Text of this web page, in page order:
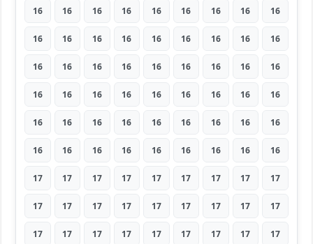
16 16 16 16 16 16 16 16 16
16 16 16 16 16 16 16 16 16
16 16 16 16 16 16 16 16 16
16 16 16 16 16 16 16 16 16
16 16 16 16 16 16 16 16 16
16 16 16 16 16 16 16 16 16
17 17 17 17 17 17 17 17 17
17 17 17 17 17 17 17 17 17
17 17 17 17 17 17 17 17 17